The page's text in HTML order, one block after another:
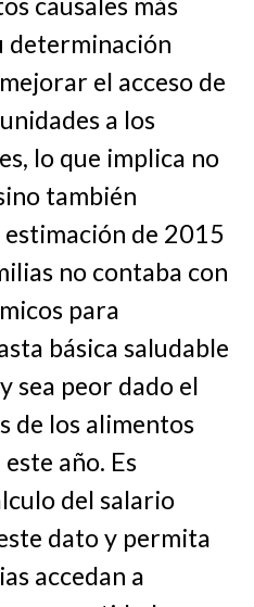
determinación
el acceso de
a los
lo que implica no
también
estimación de 2015
no contaba con
para
básica saludable
sea peor dado el
de los alimentos
año. Es
del salario
dato y permita
accedan a